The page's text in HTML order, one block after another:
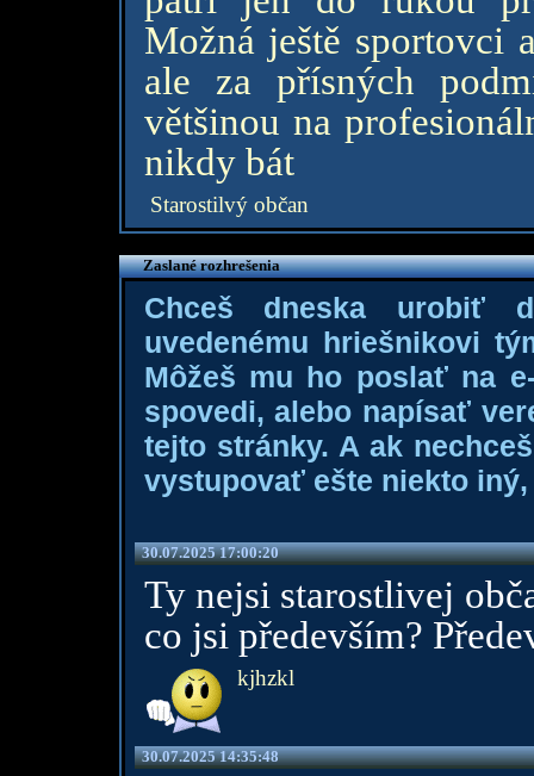
Možná ještě sportovci
ale za přísných
většinou na
nikdy bát
Starostilvý občan
Zaslané rozhrešenia
Chceš dneska urobiť
uvedenému hriešnikovi
Môžeš mu ho poslať na
spovedi, alebo napísať
tejto stránky. A ak
vystupovať ešte niekto
30.07.2025 17:00:20
Ty nejsi starostlivej
co jsi především?
kjhzkl
30.07.2025 14:35:48